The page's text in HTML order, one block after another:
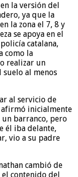
la versión del
ya que la
la zona el 7, 8 y
se apoya en el
catalana,
como la
realizar un
al menos
al servicio de
afirmó inicialmente
barranco, pero
él iba delante,
vio a su padre
cambió de
contenido del